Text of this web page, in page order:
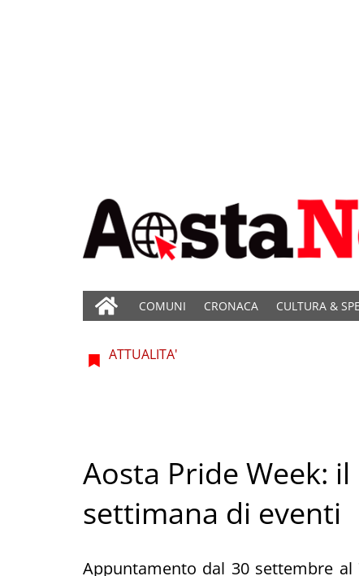
COMUNI CRONACA CULTURA &
ATTUALITA'
Aosta Pride Week:
settimana di eventi
Appuntamento dal 30 settembre